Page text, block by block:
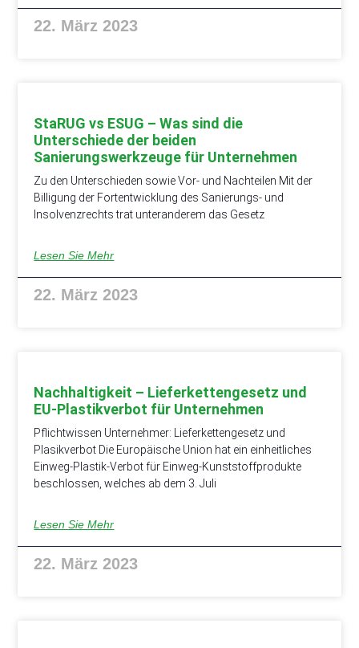
22. März 2023
StaRUG vs ESUG – Was sind die
Unterschiede der beiden
Sanierungswerkzeuge für Unternehmen
Zu den Unterschieden sowie Vor- und Nachteilen Mit der
Billigung der Fortentwicklung des Sanierungs- und
Insolvenzrechts trat unteranderem das Gesetz
Lesen Sie Mehr
22. März 2023
Nachhaltigkeit – Lieferkettengesetz und
EU-Plastikverbot für Unternehmen
Pflichtwissen Unternehmer: Lieferkettengesetz und
Plasikverbot Die Europäische Union hat ein einheitliches
Einweg-Plastik-Verbot für Einweg-Kunststoffprodukte
beschlossen, welches ab dem 3. Juli
Lesen Sie Mehr
22. März 2023